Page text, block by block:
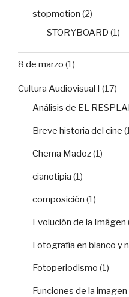
stopmotion (2)
STORYBOARD (1)
8 de marzo (1)
Cultura Audiovisual I (17)
Análisis de EL
Breve historia del cine
Chema Madoz(1)
cianotipia (1)
composición (1)
Evolución de la Imágen
Fotografía en blanco y
Fotoperiodismo (1)
Funciones de la imagen